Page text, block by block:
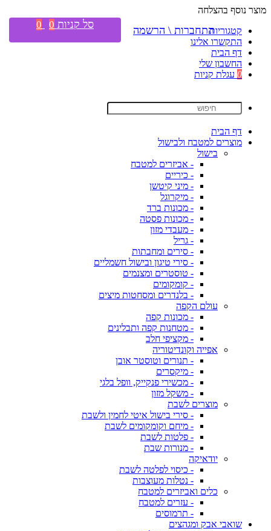
מוצר נוסף בהצלחה
קטגוריות
התקשרו אלינו
דף הבית
החשבון שלי
0 עגלת קניות
דף הבית
מוצרים למטבח ולבישול
בישול
- אביזרים למטבח
- כיריים
- מיני קיטשן
- מיקרוגל
- מכונות ברד
- מכונות פסטה
- מעבדי מזון
- גריל
- סירים ומחבתות
- סירי טיגון ובישול חשמליים
- טוסטרים ומצנמים
- קומקומים
- בלנדרים ומסחטות מיצים
עולם הקפה
- מכונות קפה
- מטחנות קפה ותבלינים
- מקציפי חלב
אפייה וקונדיטוריה
- תנורים וטוסטר אובן
- מיקסרים
- מכשירי פנקייק, וופל בלגי
- משקל מזון
מוצרים לשבת
- סירי בישול איטי לחמין ולשבת
- מיחם וקומקומים לשבת
- פלטות לשבת
- מנורות שבת
יודאיקה
- כיסוי לפלטה לשבת
- נטלות מעוצבות
כלים ואביזרים למטבח
- עזרים למטבח
- תרמוסים
שואבי אבק ומגהצים
התחברות \ הרשמה סל קניות 0
0